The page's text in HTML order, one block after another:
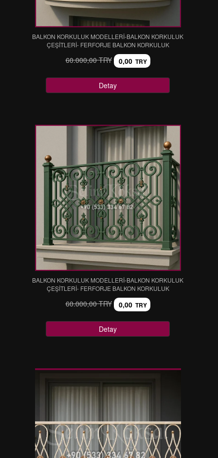
BALKON KORKULUK MODELLERİ-BALKON KORKULUK
ÇEŞİTLERİ- FERFORJE BALKON KORKULUK
60.000,00 TRY 0,00 TRY
Detay
BALKON KORKULUK MODELLERİ-BALKON KORKULUK
ÇEŞİTLERİ- FERFORJE BALKON KORKULUK
60.000,00 TRY 0,00 TRY
Detay